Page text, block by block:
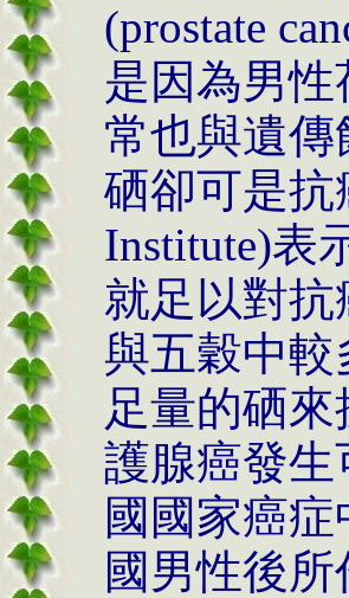
(prostate
是因為男
常也與遺
硒卻可是抗
Institute)表
就足以對
與五穀中
足量的硒
護腺癌發生
國國家癌
國男性後